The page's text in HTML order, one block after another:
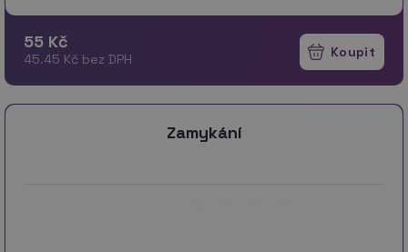
55 Kč
45.45 Kč bez DPH
Zamykání